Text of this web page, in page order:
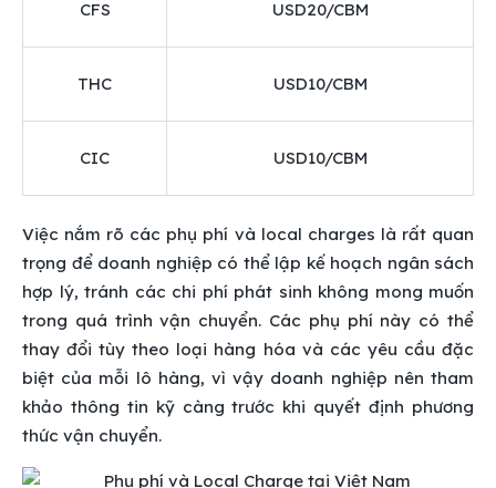
CFS USD20/CBM
THC USD10/CBM
CIC USD10/CBM
Việc nắm rõ các phụ phí và local charges là rất quan
trọng để doanh nghiệp có thể lập kế hoạch ngân sách
hợp lý, tránh các chi phí phát sinh không mong muốn
trong quá trình vận chuyển. Các phụ phí này có thể
thay đổi tùy theo loại hàng hóa và các yêu cầu đặc
biệt của mỗi lô hàng, vì vậy doanh nghiệp nên tham
khảo thông tin kỹ càng trước khi quyết định phương
thức vận chuyển.